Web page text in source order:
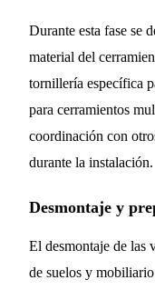
Durante esta fase se
material del
tornillería específica
para cerramientos
coordinación con
durante la instalación.
Desmontaje y
El desmontaje de las
de suelos y